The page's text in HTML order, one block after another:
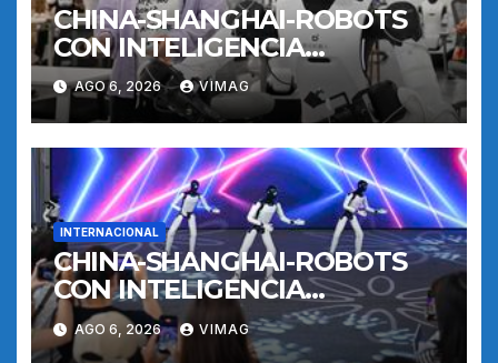
CHINA-SHANGHAI-ROBOTS
CON INTELIGENCIA
INCORPORADA-
ENTRENAMIENTO
AGO 6, 2026 VIMAG
INTERNACIONAL
CHINA-SHANGHAI-ROBOTS
CON INTELIGENCIA
INCORPORADA-
ENTRENAMIENTO
AGO 6, 2026 VIMAG